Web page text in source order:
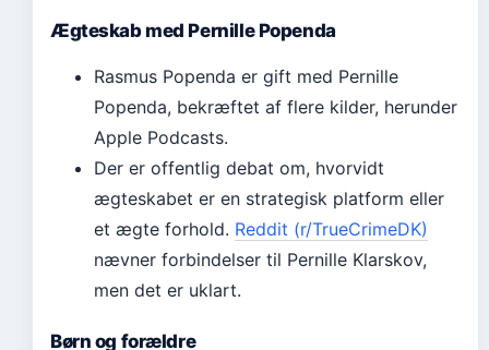
Ægteskab med Pernille Popenda
Rasmus Popenda er gift med Pernille
Popenda, bekræftet af flere kilder, herunder
Apple Podcasts.
Der er offentlig debat om, hvorvidt
ægteskabet er en strategisk platform eller
et ægte forhold. Reddit (r/TrueCrimeDK)
nævner forbindelser til Pernille Klarskov,
men det er uklart.
Børn og forældre